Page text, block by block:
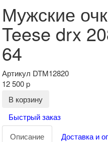
Мужские
Teese drx
64
Артикул DTM12820
12 500p
В корзину
Быстрый заказ
Описание
Доставка и